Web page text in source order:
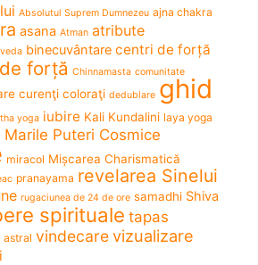
Absolutul Suprem Dumnezeu ajna chakra
asana Atman atribute
binecuvântare centri de forță
forță Chinnamasta comunitate
curenţi coloraţi dedublare ghid
yoga iubire Kali Kundalini laya yoga
Marile Puteri Cosmice
miracol Mișcarea Charismatică
pranayama revelarea Sinelui
rugaciunea de 24 de ore samadhi Shiva
spirituale tapas
astral vindecarevizualizare